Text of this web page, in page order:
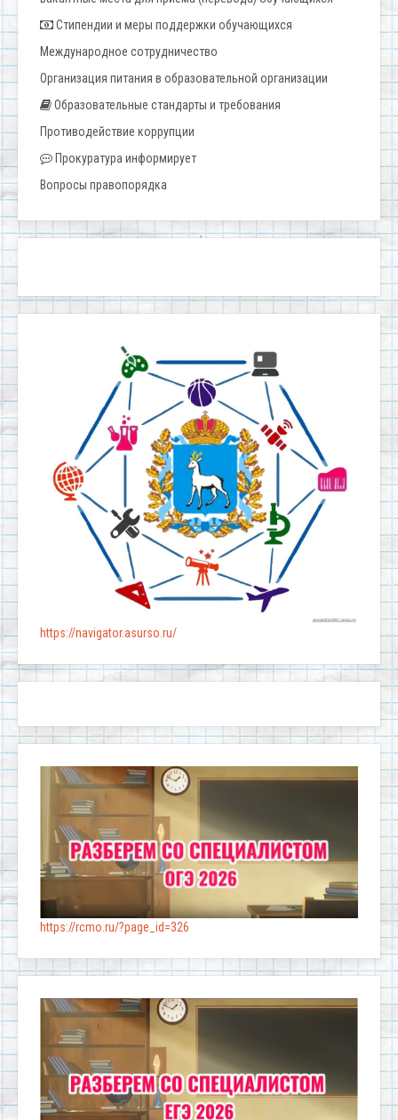
Стипендии и меры поддержки обучающихся
Международное сотрудничество
Организация питания в образовательной организации
Образовательные стандарты и требования
Противодействие коррупции
Прокуратура информирует
Вопросы правопорядка
https://navigator.asurso.ru/
https://rcmo.ru/?page_id=326